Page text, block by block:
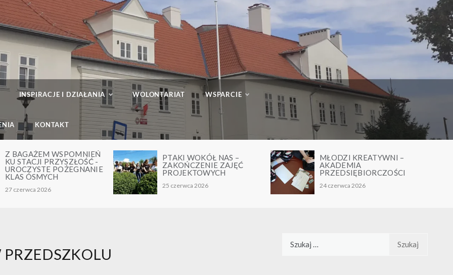
INSPIRACJE I DZIAŁANIA WOLONTARIAT WSPARCIE
KONTAKT
PTAKI WOKÓŁ NAS –
ZAKOŃCZENIE ZAJĘĆ
PROJEKTOWYCH
MŁODZI KREATYWNI –
AKADEMIA
PRZEDSIĘBIORCZOŚCI
24 czerwca 2026
TAŃCZĄCE I ŚPIEWAJĄCE
DUSZKI- PODSUMOWANIE
PROJEKTU
24 czerwca 2026